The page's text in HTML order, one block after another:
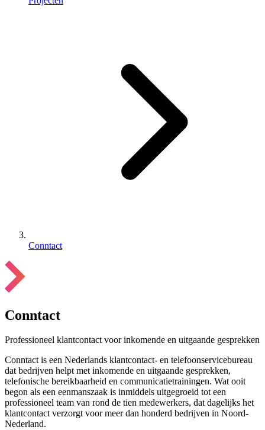
Conntact
Conntact
Professioneel klantcontact voor inkomende en uitgaande gesprekken
Conntact is een Nederlands klantcontact- en telefoonservicebureau
dat bedrijven helpt met inkomende en uitgaande gesprekken,
telefonische bereikbaarheid en communicatietrainingen. Wat ooit
begon als een eenmanszaak is inmiddels uitgegroeid tot een
professioneel team van rond de tien medewerkers, dat dagelijks het
klantcontact verzorgt voor meer dan honderd bedrijven in Noord-
Nederland.